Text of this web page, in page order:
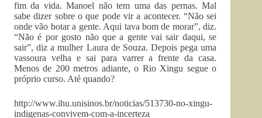
fim da vida. Manoel não tem uma das pernas. Mal
sabe dizer sobre o que pode vir a acontecer. “Não sei
onde vão botar a gente. Aqui tava bom de morar”, diz.
“Não é por gosto não que a gente vai sair daqui, se
sair”, diz a mulher Laura de Souza. Depois pega uma
vassoura velha e sai para varrer a frente da casa.
Menos de 200 metros adiante, o Rio Xingu segue o
próprio curso. Até quando?
http://www.ihu.unisinos.br/noticias/513730-no-xingu-
indigenas-convivem-com-a-incerteza